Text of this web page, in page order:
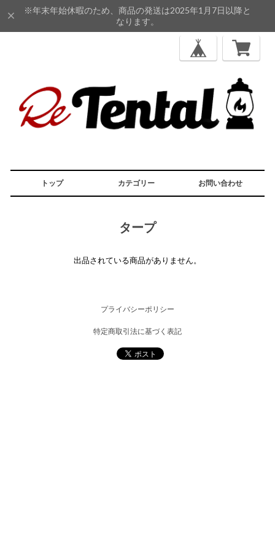
※年末年始休暇のため、商品の発送は2025年1月7日以降と
なります。
トップ カテゴリー お問い合わせ
タープ
出品されている商品がありません。
プライバシーポリシー
特定商取引法に基づく表記